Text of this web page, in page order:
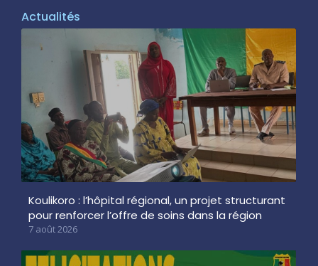
Actualités
Koulikoro : l’hôpital régional, un projet structurant
pour renforcer l’offre de soins dans la région
7 août 2026